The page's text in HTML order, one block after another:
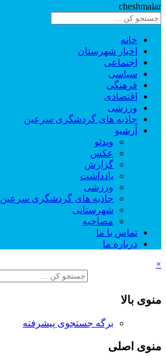
cheshmalar
خانه
اخبار شهرستان
اجتماعی
سیاسی
فرهنگی
اقتصادی
ورزشی
جاذبه های گردشگری سرعین
آرشیو
ویدئو
عکس
گزارش
یادداشت
ورزشی
جاذبه های گردشگری سرعین
شهرستانی
مصاحبه
تماس با ما
درباره ما
×
منوی بالا
برگه جستجوی پیشرفته
منوی اصلی